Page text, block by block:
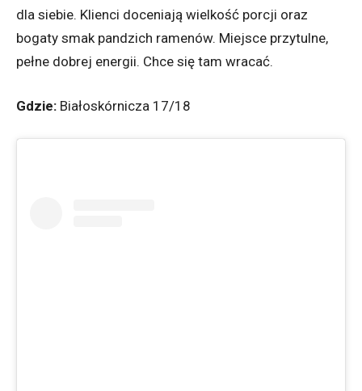
dla siebie. Klienci doceniają wielkość porcji oraz
bogaty smak pandzich ramenów. Miejsce przytulne,
pełne dobrej energii. Chce się tam wracać.
Gdzie: Białoskórnicza 17/18